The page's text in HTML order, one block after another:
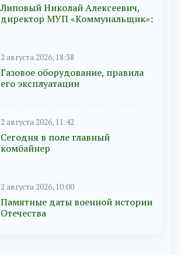
Липовый Николай Алексеевич,
директор МУП «Коммунальщик»:
2 августа 2026, 18:38
Газовое оборудование, правила
его эксплуатации
2 августа 2026, 11:42
Сегодня в поле главный
комбайнер
2 августа 2026, 10:00
Памятные даты военной истории
Отечества